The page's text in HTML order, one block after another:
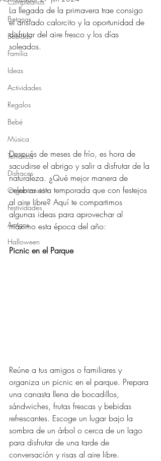
Botanas
Bebidas
Familia
Ideas
Actividades
Regalos
Bebé
Música
Temática
Disfraces
Organización
Festividades
Amigos
Halloween
La llegada de la primavera trae consigo
el ansiado calorcito y la oportunidad de
disfrutar del aire fresco y los días
soleados.
Después de meses de frío, es hora de
sacudirse el abrigo y salir a disfrutar de la
naturaleza. ¿Qué mejor manera de
celebrar esta temporada que con festejos
al aire libre? Aquí te compartimos
algunas ideas para aprovechar al
máximo esta época del año:
Picnic en el Parque
Reúne a tus amigos o familiares y
organiza un picnic en el parque. Prepara
una canasta llena de bocadillos,
sándwiches, frutas frescas y bebidas
refrescantes. Escoge un lugar bajo la
sombra de un árbol o cerca de un lago
para disfrutar de una tarde de
conversación y risas al aire libre.